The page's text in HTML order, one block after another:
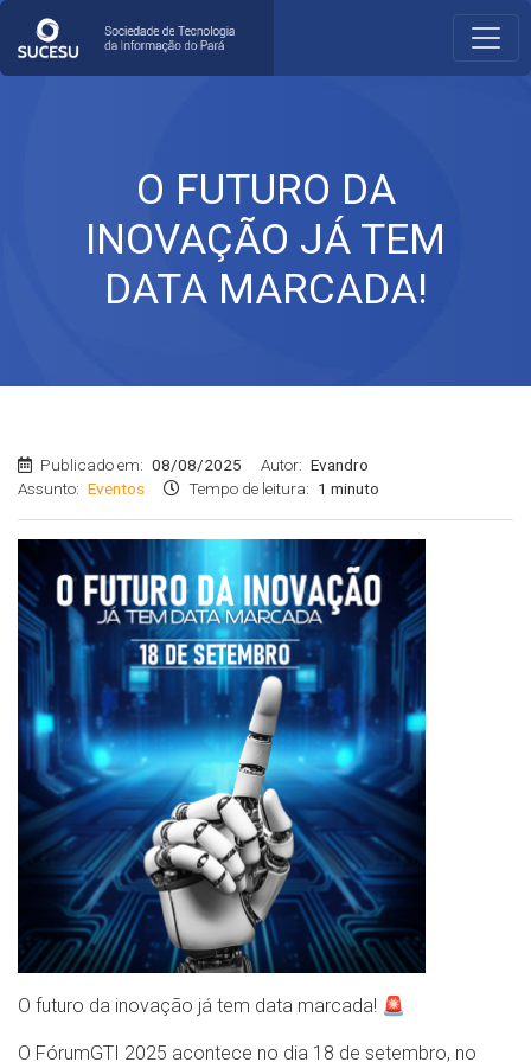
O FUTURO DA
INOVAÇÃO JÁ TEM
DATA MARCADA!
Publicado em: 08/08/2025 Autor: Evandro
Assunto: Eventos Tempo de leitura: 1 minuto
O futuro da inovação já tem data marcada! 🚨
O FórumGTI 2025 acontece no dia 18 de setembro, no